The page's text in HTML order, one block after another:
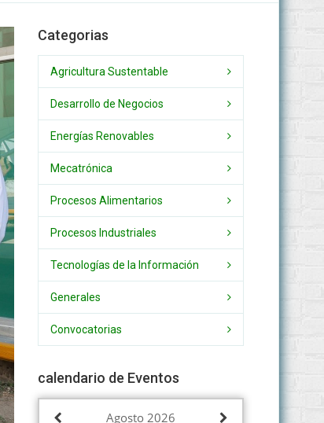
Categorias
Agricultura Sustentable
Desarrollo de Negocios
Energías Renovables
Mecatrónica
Procesos Alimentarios
Procesos Industriales
Tecnologías de la Información
Generales
Convocatorias
calendario de Eventos
Agosto 2026